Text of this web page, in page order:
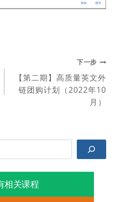
下一步
【第二期】高质量英文外
链团购计划（2022年10
月）
相关课程